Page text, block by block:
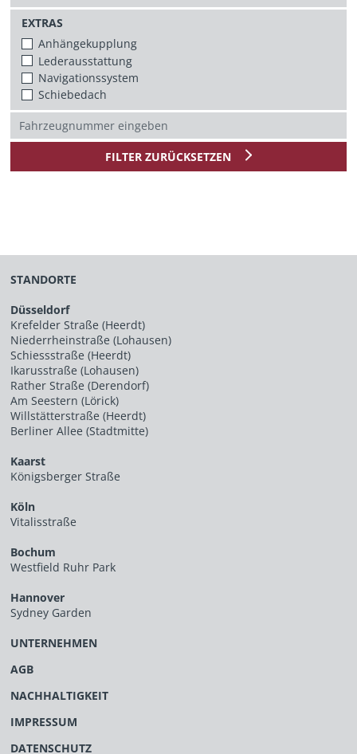
EXTRAS
Anhängekupplung
Lederausstattung
Navigationssystem
Schiebedach
FILTER ZURÜCKSETZEN
STANDORTE
Düsseldorf
Krefelder Straße (Heerdt)
Niederrheinstraße (Lohausen)
Schiessstraße (Heerdt)
Ikarusstraße (Lohausen)
Rather Straße (Derendorf)
Am Seestern (Lörick)
Willstätterstraße (Heerdt)
Berliner Allee (Stadtmitte)
Kaarst
Königsberger Straße
Köln
Vitalisstraße
Bochum
Westfield Ruhr Park
Hannover
Sydney Garden
UNTERNEHMEN
AGB
NACHHALTIGKEIT
IMPRESSUM
DATENSCHUTZ